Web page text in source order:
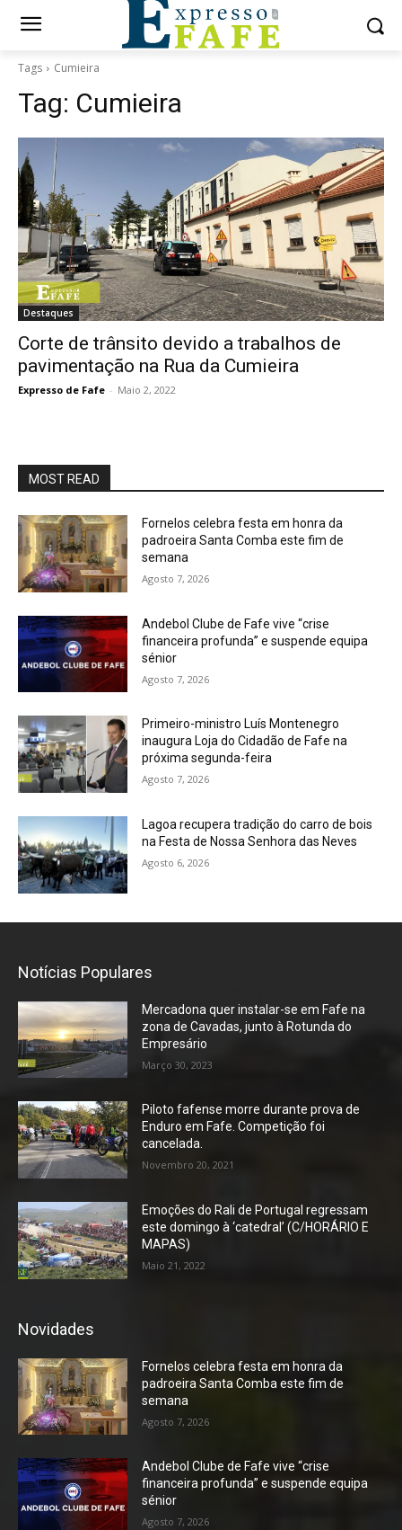
Tags Cumieira
Tag: Cumieira
Destaques
Corte de trânsito devido a trabalhos de
pavimentação na Rua da Cumieira
Expresso de Fafe - Maio 2, 2022
MOST READ
Fornelos celebra festa em honra da
padroeira Santa Comba este fim de
semana
Agosto 7, 2026
Andebol Clube de Fafe vive “crise
financeira profunda” e suspende equipa
sénior
Agosto 7, 2026
Primeiro-ministro Luís Montenegro
inaugura Loja do Cidadão de Fafe na
próxima segunda-feira
Agosto 7, 2026
Lagoa recupera tradição do carro de bois
na Festa de Nossa Senhora das Neves
Agosto 6, 2026
Notícias Populares
Mercadona quer instalar-se em Fafe na
zona de Cavadas, junto à Rotunda do
Empresário
Março 30, 2023
Piloto fafense morre durante prova de
Enduro em Fafe. Competição foi
cancelada.
Novembro 20, 2021
Emoções do Rali de Portugal regressam
este domingo à ‘catedral’ (C/HORÁRIO E
MAPAS)
Maio 21, 2022
Novidades
Fornelos celebra festa em honra da
padroeira Santa Comba este fim de
semana
Agosto 7, 2026
Andebol Clube de Fafe vive “crise
financeira profunda” e suspende equipa
sénior
Agosto 7, 2026